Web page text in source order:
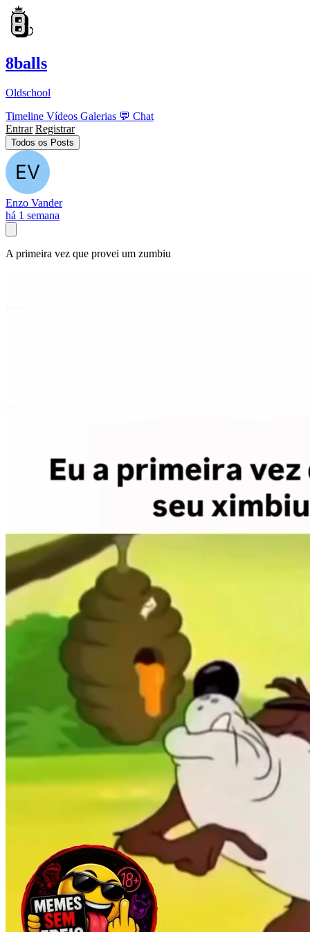
8balls
Oldschool
Timeline Vídeos Galerias 💬 Chat
Entrar Registrar
Todos os Posts
Enzo Vander
há 1 semana
A primeira vez que provei um zumbiu